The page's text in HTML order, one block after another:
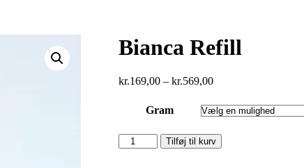
Bianca Refill
kr.169,00 – kr.569,00Prisinterval:
til
kr.569,00
Gram
Bianca
Refill
Tilføj til kurv